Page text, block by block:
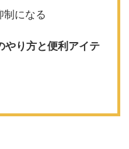
制になる
やり方と便利アイテ